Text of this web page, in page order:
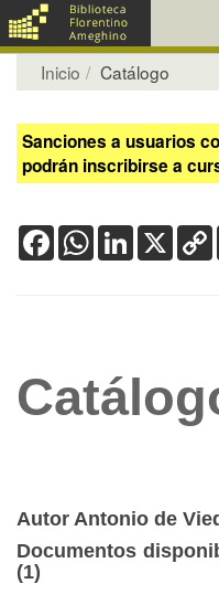
Inicio Catálogo
Sanciones a usuarios
podrán inscribirse a
FacebookWhatsApp
LinkedIn
X
Autor Antonio de
Documentos
(1)